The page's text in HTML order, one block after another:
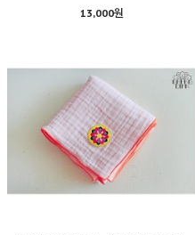
13,000원